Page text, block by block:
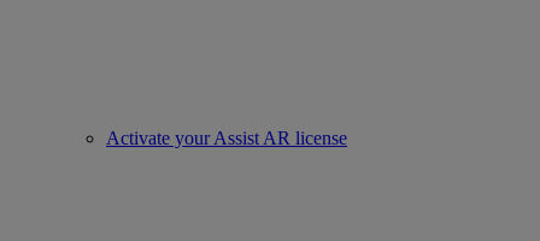
Activate your Assist AR license